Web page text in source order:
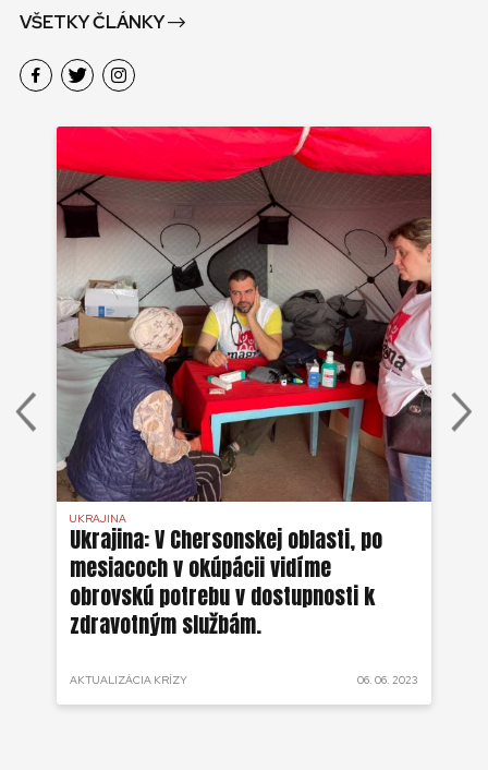
VŠETKY ČLÁNKY
UKRAJINA
Ukrajina: V Chersonskej oblasti, po
mesiacoch v okúpácii vidíme
obrovskú potrebu v dostupnosti k
zdravotným službám.
AKTUALIZÁCIA KRÍZY 06. 06. 2023